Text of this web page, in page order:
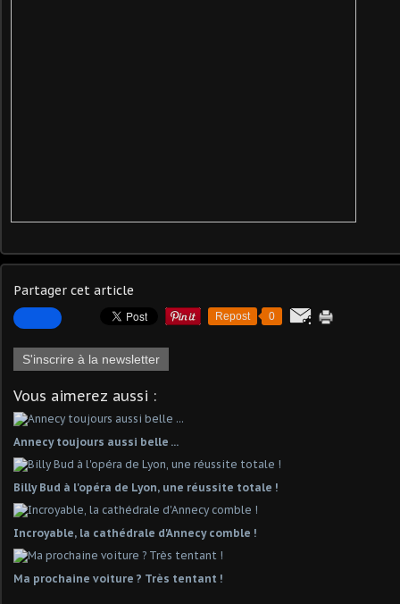
Partager cet article
Repost 0
S'inscrire à la newsletter
Vous aimerez aussi :
Annecy toujours aussi belle ...
Billy Bud à l'opéra de Lyon, une réussite totale !
Incroyable, la cathédrale d'Annecy comble !
Ma prochaine voiture ? Très tentant !